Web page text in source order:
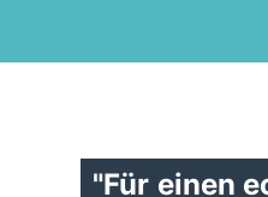
"Für einen